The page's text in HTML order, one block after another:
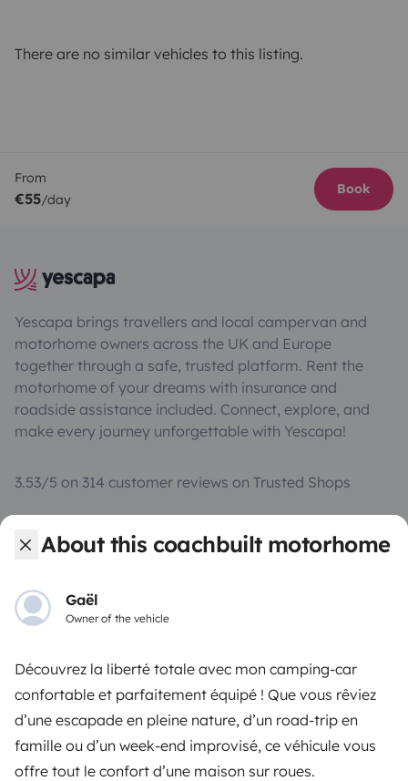
About this coachbuilt motorhome
Gaël
Owner of the vehicle
Découvrez la liberté totale avec mon camping-car
confortable et parfaitement équipé ! Que vous rêviez
d’une escapade en pleine nature, d’un road-trip en
famille ou d’un week-end improvisé, ce véhicule vous
offre tout le confort d’une maison sur roues.
There are no similar vehicles to this listing.
From
€55/day
Book
Yescapa brings travellers and local campervan and
motorhome owners across the UK and Europe
together through a safe, trusted platform. Rent the
motorhome of your dreams with insurance and
roadside assistance included. Connect, explore, and
make every journey unforgettable with Yescapa!
3.53/5 on 314 customer reviews on Trusted Shops
Instagram
X PinterestFacebook
TRAVELLERS
Rent an RV
Driving a motorhome for the first time